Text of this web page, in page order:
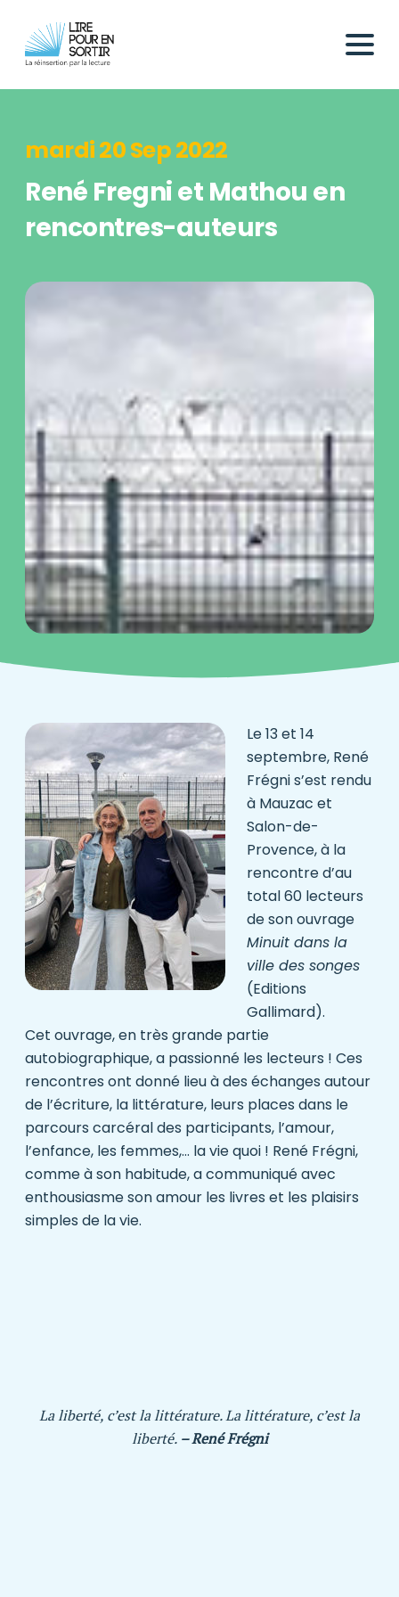
mardi 20 Sep 2022
René Fregni et Mathou en
rencontres-auteurs
Le 13 et 14
septembre, René
Frégnis’est rendu
à Mauzac et
Salon-de-
Provence, à la
rencontre d’au
total 60 lecteurs
de son ouvrage
Minuit dans la
ville des songes
(Editions
Gallimard).
Cet ouvrage, en très grande partie
autobiographique, a passionné les lecteurs ! Ces
rencontres ont donné lieu à des échanges autour
de l’écriture, la littérature, leurs places dans le
parcours carcéral des participants, l’amour,
l’enfance, les femmes,… la vie quoi ! René Frégni,
comme à son habitude, a communiqué avec
enthousiasme son amour les livres et les plaisirs
simples de la vie.
La liberté, c’est la littérature. La littérature, c’est la
liberté. – René Frégni